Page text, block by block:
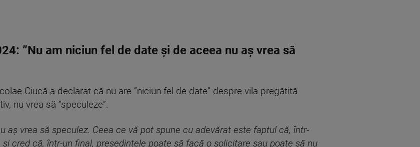
”Nu am niciun fel de date şi de aceea nu aş vrea să
Ciucă a declarat că nu are ”niciun fel de date” despre vila pregătită
nu vrea să ”speculeze”.
aş vrea să speculez. Ceea ce vă pot spune cu adevărat este faptul că, într-
cred că, într-un final, preşedintele poate să facă o solicitare sau poate să nu